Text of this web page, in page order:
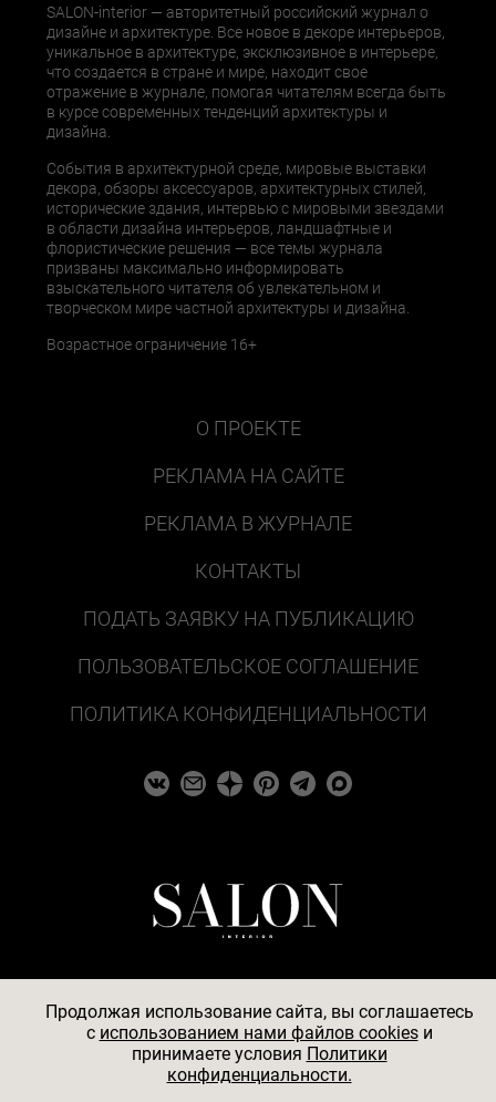
SALON-interior — авторитетный российский журнал о
дизайне и архитектуре. Все новое в декоре интерьеров,
уникальное в архитектуре, эксклюзивное в интерьере,
что создается в стране и мире, находит свое
отражение в журнале, помогая читателям всегда быть
в курсе современных тенденций архитектуры и
дизайна.
События в архитектурной среде, мировые выставки
декора, обзоры аксессуаров, архитектурных стилей,
исторические здания, интервью с мировыми звездами
в области дизайна интерьеров, ландшафтные и
флористические решения — все темы журнала
призваны максимально информировать
взыскательного читателя об увлекательном и
творческом мире частной архитектуры и дизайна.
Возрастное ограничение 16+
О ПРОЕКТЕ
РЕКЛАМА НА САЙТЕ
РЕКЛАМА В ЖУРНАЛЕ
КОНТАКТЫ
ПОДАТЬ ЗАЯВКУ НА ПУБЛИКАЦИЮ
ПОЛЬЗОВАТЕЛЬСКОЕ СОГЛАШЕНИЕ
ПОЛИТИКА КОНФИДЕНЦИАЛЬНОСТИ
© 2026
АО «БКМ», ОГРН 1027739494584, ИНН 7705056238,
Продолжая использование сайта, вы соглашаетесь
c использованием нами файлов cookiesи
принимаете условия Политики
конфиденциальности.